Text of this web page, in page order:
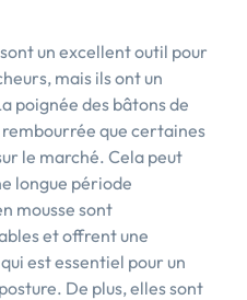
un excellent outil pour
mais ils ont un
poignée des bâtons de
rembourrée que certaines
le marché. Cela peut
longue période
mousse sont
et offrent une
est essentiel pour un
De plus, elles sont